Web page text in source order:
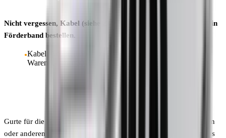
Nicht vergessen, Kabel (siehe Zubehör) zu bestellen, wenn Sie ein
Förderband bestellen.
Kabel: Adapterkabel 1m mit CEE und Schuko Stecker –
Warennummer 50105
Gurte für die Förderbänder können mit Stollen von anderen Höhen
oder anderen Ausformungen geliefert werden. Nehmen Sie mit uns